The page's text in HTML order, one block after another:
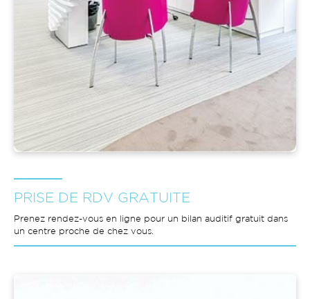
PRISE DE RDV GRATUITE
Prenez rendez-vous en ligne pour un bilan auditif gratuit dans
un centre proche de chez vous.